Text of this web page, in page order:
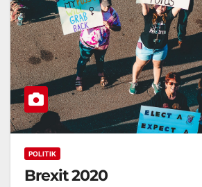
POLITIK
Brexit 2020